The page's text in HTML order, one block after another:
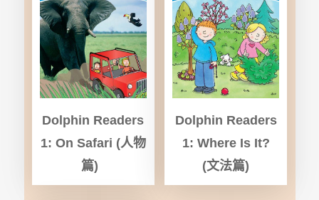
Dolphin Readers
1: On Safari (人物
篇)
Dolphin Readers
1: Where Is It?
(文法篇)